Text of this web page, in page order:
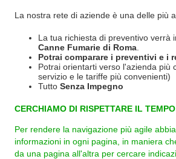
La nostra rete di aziende è una delle più
La tua richiesta di preventivo verrà
Canne Fumarie di Roma.
Potrai comparare i preventivi e i
Potrai orientarti verso l'azienda più
servizio e le tariffe più convenienti)
Tutto Senza Impegno
CERCHIAMO DI RISPETTARE IL
Per rendere la navigazione più agile
informazioni in ogni pagina, in maniera
da una pagina all'altra per cercare